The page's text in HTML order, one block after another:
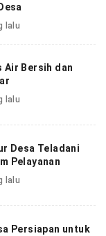
lalu
Air Bersih dan
lalu
Desa Teladani
Pelayanan
lalu
Persiapan untuk